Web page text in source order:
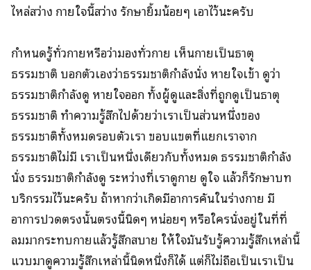
ไหล่สว่าง กายใจนี้สว่าง รักษายิ้มน้อยๆ เอาไว้นะครับ
กำหนดรู้ทั่วกายหรือว่ามองทั่วกาย เห็นกายเป็นธาตุ
ธรรมชาติ บอกตัวเองว่าธรรมชาติกำลังนั่ง หายใจเข้า ดูว่า
ธรรมชาติกำลังดู หายใจออก ทั้งผู้ดูและสิ่งที่ถูกดูเป็นธาตุ
ธรรมชาติ ทำความรู้สึกไปด้วยว่าเราเป็นส่วนหนึ่งของ
ธรรมชาติทั้งหมดรอบตัวเรา ขอบแขตที่แยกเราจาก
ธรรมชาติไม่มี เราเป็นหนึ่งเดียวกับทั้งหมด ธรรมชาติกำลัง
นั่ง ธรรมชาติกำลังดู ระหว่างที่เราดูกาย ดูใจ แล้วก็รักษาบท
บริกรรมไว้นะครับ ถ้าหากว่าเกิดมีอาการคันในร่างกาย มี
อาการปวดตรงนั้นตรงนี้นิดๆ หน่อยๆ หรือใครนั่งอยู่ในที่ที่
ลมมากระทบกายแล้วรู้สึกสบาย ให้ใจมันรับรู้ความรู้สึกเหล่านี้
แวบมาดูความรู้สึกเหล่านี้นิดหนึ่งก็ได้ แต่ก็ไม่ถือเป็นเราเป็น